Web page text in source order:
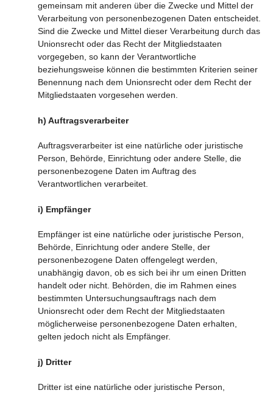
gemeinsam mit anderen über die Zwecke und Mittel der
Verarbeitung von personenbezogenen Daten entscheidet.
Sind die Zwecke und Mittel dieser Verarbeitung durch das
Unionsrecht oder das Recht der Mitgliedstaaten
vorgegeben, so kann der Verantwortliche
beziehungsweise können die bestimmten Kriterien seiner
Benennung nach dem Unionsrecht oder dem Recht der
Mitgliedstaaten vorgesehen werden.
h) Auftragsverarbeiter
Auftragsverarbeiter ist eine natürliche oder juristische
Person, Behörde, Einrichtung oder andere Stelle, die
personenbezogene Daten im Auftrag des
Verantwortlichen verarbeitet.
i) Empfänger
Empfänger ist eine natürliche oder juristische Person,
Behörde, Einrichtung oder andere Stelle, der
personenbezogene Daten offengelegt werden,
unabhängig davon, ob es sich bei ihr um einen Dritten
handelt oder nicht. Behörden, die im Rahmen eines
bestimmten Untersuchungsauftrags nach dem
Unionsrecht oder dem Recht der Mitgliedstaaten
möglicherweise personenbezogene Daten erhalten,
gelten jedoch nicht als Empfänger.
j) Dritter
Dritter ist eine natürliche oder juristische Person,